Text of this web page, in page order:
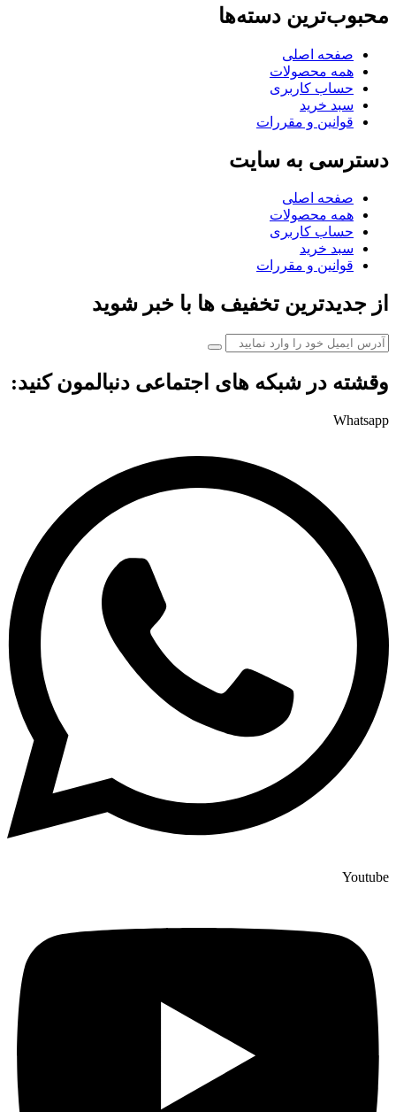
محبوب‌ترین دسته‌ها
صفحه اصلی
همه محصولات
حساب کاربری
سبد خرید
قوانین و مقررات
دسترسی به سایت
صفحه اصلی
همه محصولات
حساب کاربری
سبد خرید
قوانین و مقررات
از جدیدترین تخفیف ها با خبر شوید
وقشته در شبکه های اجتماعی دنبالمون کنید:
Whatsapp
Youtube